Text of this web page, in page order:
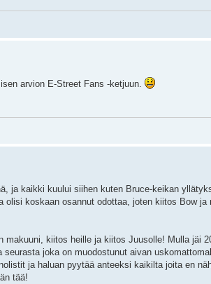
arvion E-Street Fans -ketjuun.
ja kaikki kuului siihen kuten Bruce-keikan
koskaan osannut odottaa, joten kiitos Bow ja
kiitos heille ja kiitos Juusolle! Mulla jäi
joka on muodostunut aivan
ja haluan pyytää anteeksi kaikilta joita en
tää!